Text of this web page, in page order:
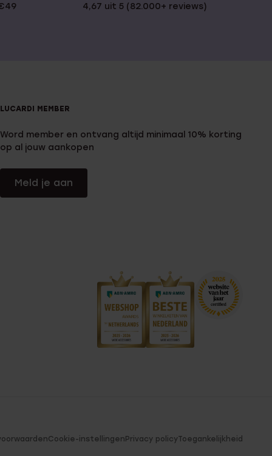
4,67 uit 5 (82.000+ reviews)
LUCARDI MEMBER
Word member en ontvang altijd minimaal 10% korting
op al jouw aankopen
Meld je aan
Cookie-instellingenPrivacy policyToegankelijkheid